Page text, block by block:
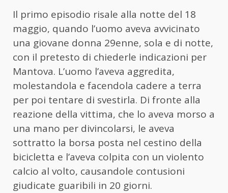
Il primo episodio risale alla notte del 18
maggio, quando l’uomo aveva avvicinato
una giovane donna 29enne, sola e di notte,
con il pretesto di chiederle indicazioni per
Mantova. L’uomo l’aveva aggredita,
molestandola e facendola cadere a terra
per poi tentare di svestirla. Di fronte alla
reazione della vittima, che lo aveva morso a
una mano per divincolarsi, le aveva
sottratto la borsa posta nel cestino della
bicicletta e l’aveva colpita con un violento
calcio al volto, causandole contusioni
giudicate guaribili in 20 giorni.